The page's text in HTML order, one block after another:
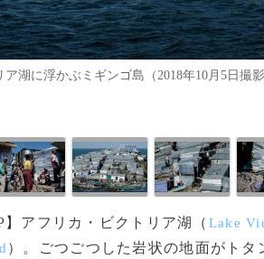
湖に浮かぶミギンゴ島（2018年10月5日撮
】アフリカ・ビクトリア湖（ Lake
）。ごつごつした岩状の地面がト